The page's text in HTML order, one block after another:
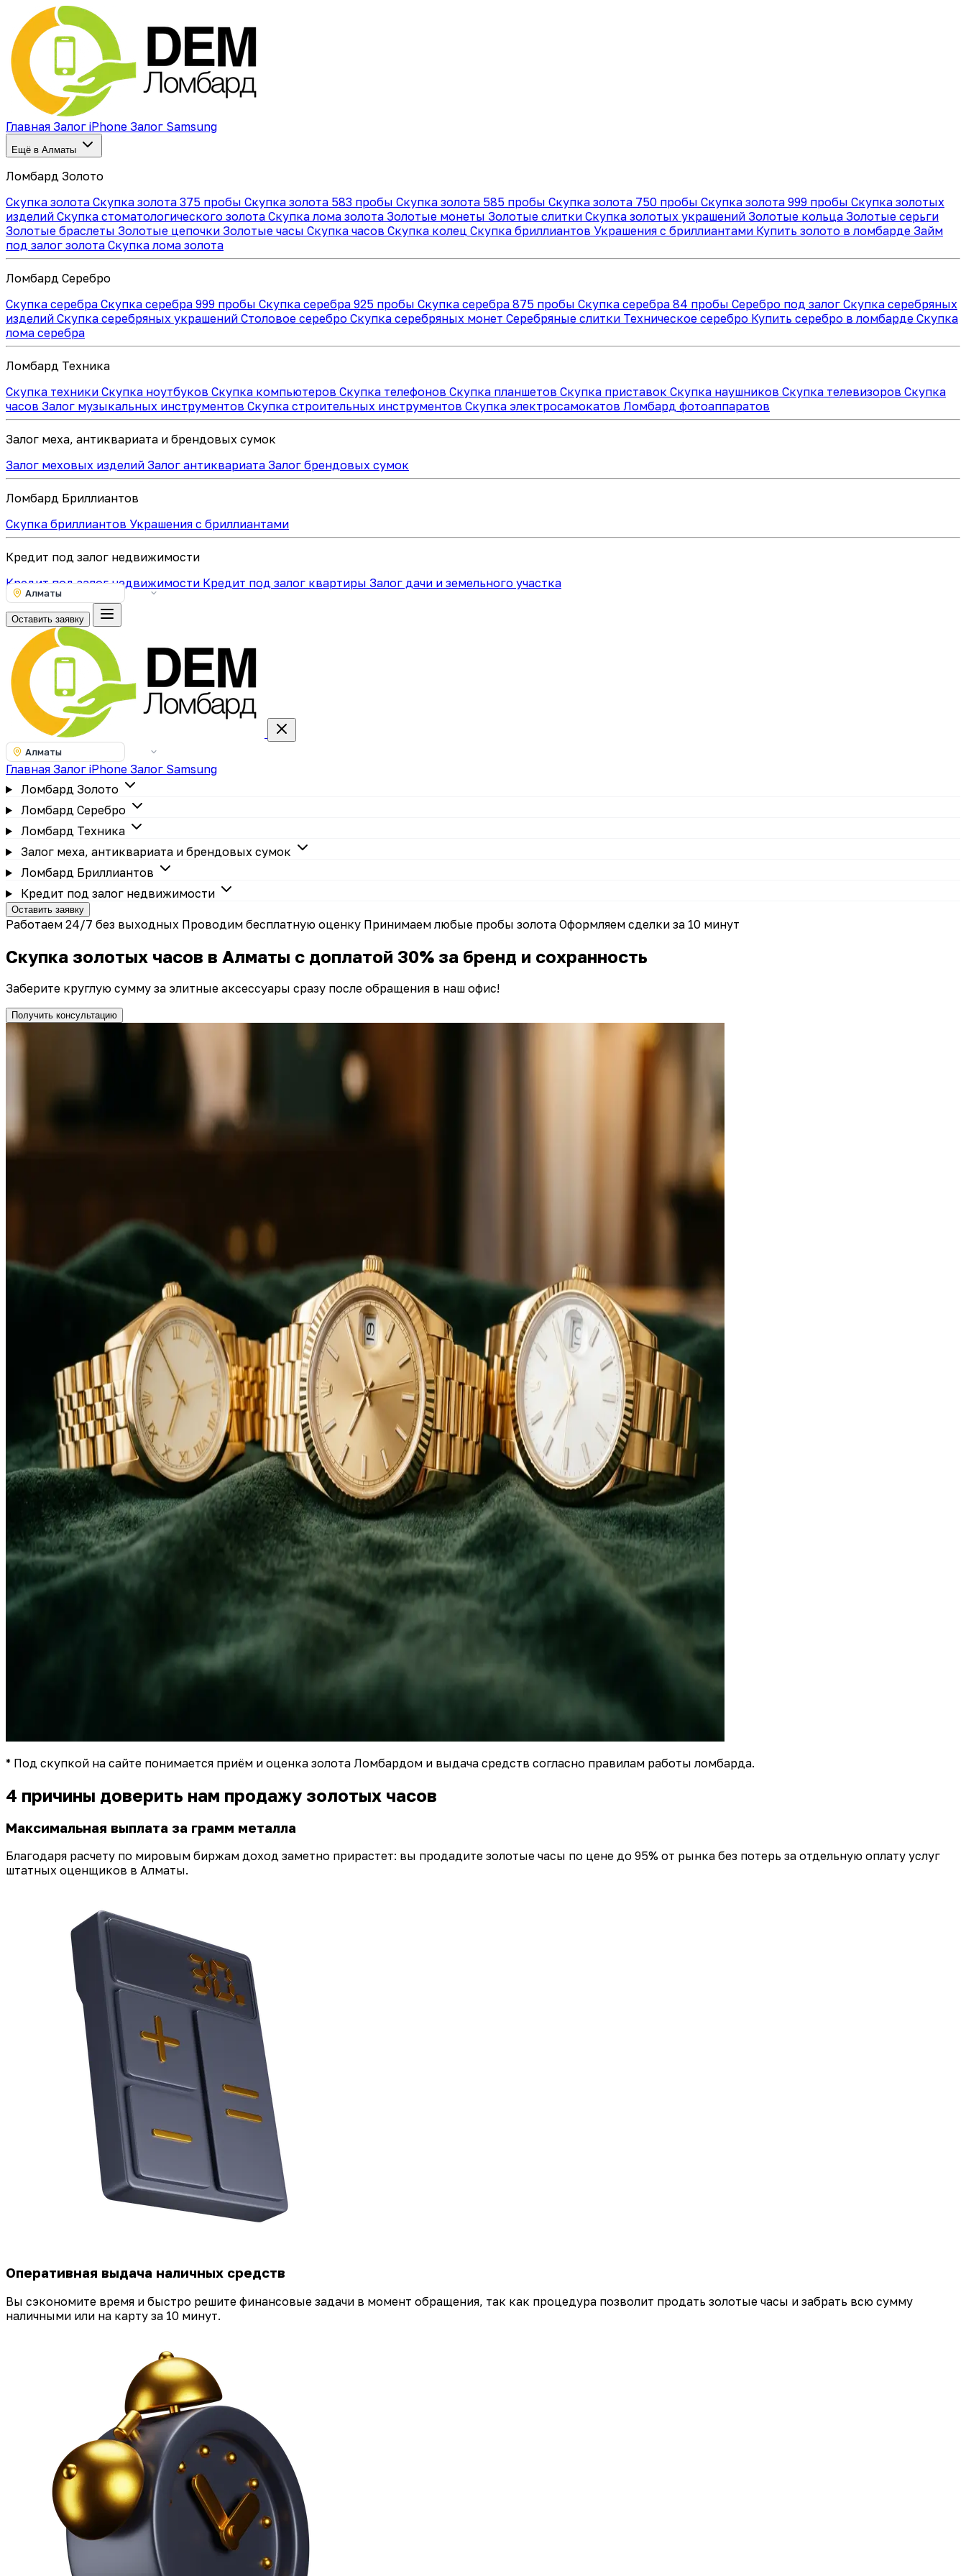
Главная Залог iPhone Залог Samsung
Ещё в Алматы
Ломбард Золото
Скупка золота Скупка золота 375 пробы Скупка золота 583 пробы Скупка золота 585 пробы Скупка золота 750 пробы Скупка золота 999 пробы Скупка золотых
изделий Скупка стоматологического золота Скупка лома золота Золотые монеты Золотые слитки Скупка золотых украшений Золотые кольца Золотые серьги
Золотые браслеты Золотые цепочки Золотые часы Скупка часов Скупка колец Скупка бриллиантов Украшения с бриллиантами Купить золото в ломбарде Займ
под залог золота Скупка лома золота
Ломбард Серебро
Скупка серебра Скупка серебра 999 пробы Скупка серебра 925 пробы Скупка серебра 875 пробы Скупка серебра 84 пробы Серебро под залог Скупка серебряных
изделий Скупка серебряных украшений Столовое серебро Скупка серебряных монет Серебряные слитки Техническое серебро Купить серебро в ломбарде Скупка
лома серебра
Ломбард Техника
Скупка техники Скупка ноутбуков Скупка компьютеров Скупка телефонов Скупка планшетов Скупка приставок Скупка наушников Скупка телевизоров Скупка
часов Залог музыкальных инструментов Скупка строительных инструментов Скупка электросамокатов Ломбард фотоаппаратов
Залог меха, антиквариата и брендовых сумок
Залог меховых изделий Залог антиквариата Залог брендовых сумок
Ломбард Бриллиантов
Скупка бриллиантов Украшения с бриллиантами
Кредит под залог недвижимости
Кредит под залог недвижимости Кредит под залог квартиры Залог дачи и земельного участка
Алматы
Оставить заявку
Алматы
Главная Залог iPhone Залог Samsung
Ломбард Золото
Ломбард Серебро
Ломбард Техника
Залог меха, антиквариата и брендовых сумок
Ломбард Бриллиантов
Кредит под залог недвижимости
Оставить заявку
Работаем 24/7 без выходных Проводим бесплатную оценку Принимаем любые пробы золота Оформляем сделки за 10 минут
Скупка золотых часов в Алматы с доплатой 30% за бренд и сохранность
Заберите круглую сумму за элитные аксессуары сразу после обращения в наш офис!
Получить консультацию
* Под скупкой на сайте понимается приём и оценка золота Ломбардом и выдача средств согласно правилам работы ломбарда.
4 причины доверить нам продажу золотых часов
Максимальная выплата за грамм металла
Благодаря расчету по мировым биржам доход заметно прирастет: вы продадите золотые часы по цене до 95% от рынка без потерь за отдельную оплату услуг
штатных оценщиков в Алматы.
Оперативная выдача наличных средств
Вы сэкономите время и быстро решите финансовые задачи в момент обращения, так как процедура позволит продать золотые часы и забрать всю сумму
наличными или на карту за 10 минут.